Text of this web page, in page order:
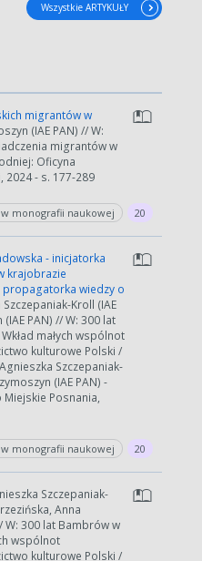
Wszystkie ARTYKUŁY
migrantów w
(IAE PAN) // W:
migrantów w
Oficyna
2024 - s. 177-289
w monografii naukowej 20
- inicjatorka
krajobrazie
propagatorka wiedzy o
Kroll (IAE
PAN) // W: 300 lat
małych wspólnot
kulturowe Polski /
Szczepaniak-
(IAE PAN) -
Miejskie Posnania,
w monografii naukowej 20
Szczepaniak-
Anna
W: 300 lat Bambrów w
wspólnot
kulturowe Polski /